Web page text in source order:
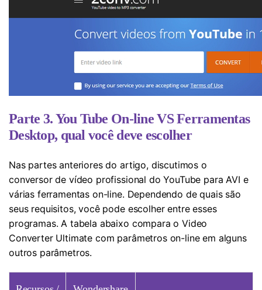
Parte 3. You Tube On-line VS Ferramentas
Desktop, qual você deve escolher
Nas partes anteriores do artigo, discutimos o
conversor de vídeo profissional do YouTube para AVI e
várias ferramentas on-line. Dependendo de quais são
seus requisitos, você pode escolher entre esses
programas. A tabela abaixo compara o Video
Converter Ultimate com parâmetros on-line em alguns
outros parâmetros.